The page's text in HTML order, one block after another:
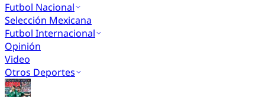
Futbol Nacional
Selección Mexicana
Futbol Internacional
Opinión
Video
Otros Deportes